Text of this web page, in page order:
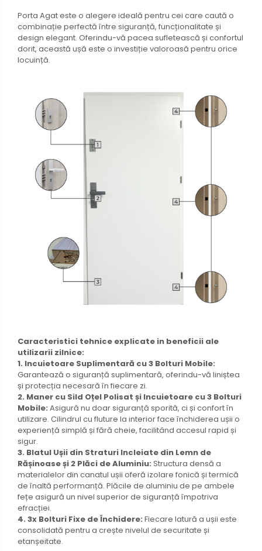
Porta Agat este o alegere ideală pentru cei care caută o
combinație perfectă între siguranță, funcționalitate și
design elegant. Oferindu-vă pacea sufletească și confortul
dorit, această ușă este o investiție valoroasă pentru orice
locuință.
Caracteristici tehnice explicate in beneficii ale
utilizarii zilnice:
1. Incuietoare Suplimentară cu 3 Bolturi Mobile:
Garantează o siguranță suplimentară, oferindu-vă liniștea
și protecția necesară în fiecare zi.
2. Maner cu Sild Oțel Polisat și Incuietoare cu 3 Bolturi
Mobile: Asigură nu doar siguranță sporită, ci și confort în
utilizare. Cilindrul cu fluture la interior face închiderea ușii o
experiență simplă și fără cheie, facilitând accesul rapid și
sigur.
3. Blatul Ușii din Straturi Incleiate din Lemn de
Rășinoase și 2 Plăci de Aluminiu: Structura densă a
materialelor din canatul ușii oferă izolare fonică și termică
de înaltă performanță. Plăcile de aluminiu de pe ambele
fețe asigură un nivel superior de siguranță împotriva
efracției.
4. 3x Bolturi Fixe de Închidere: Fiecare latură a ușii este
consolidată pentru a crește nivelul de securitate și
etanșeitate.